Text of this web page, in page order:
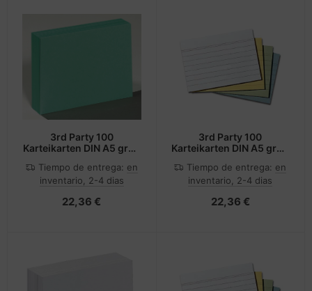
3rd Party 100
Karteikarten DIN A5 grün
Tiempo de entrega: en
inventario, 2-4 dias
22,36 €
3rd Party 100
Karteikarten DIN A5 grün
Tiempo de entrega: en
inventario, 2-4 dias
22,36 €